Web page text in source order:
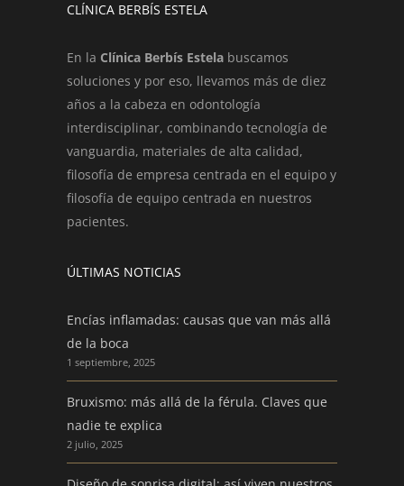
CLÍNICA BERBÍS ESTELA
En la Clínica Berbís Estela buscamos
soluciones y por eso, llevamos más de diez
años a la cabeza en odontología
interdisciplinar, combinando tecnología de
vanguardia, materiales de alta calidad,
filosofía de empresa centrada en el equipo y
filosofía de equipo centrada en nuestros
pacientes.
ÚLTIMAS NOTICIAS
Encías inflamadas: causas que van más allá
de la boca
1 septiembre, 2025
Bruxismo: más allá de la férula. Claves que
nadie te explica
2 julio, 2025